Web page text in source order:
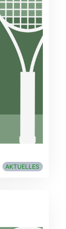
AKTUELLES